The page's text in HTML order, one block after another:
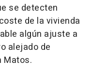
se detecten
de la vivienda
algún ajuste a
alejado de
Matos.